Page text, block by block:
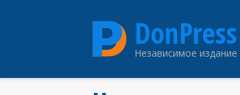
DonPress
Независимое издание